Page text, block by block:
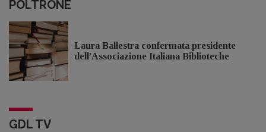
POLTRONE
Laura Ballestra confermata presidente
dell’Associazione Italiana Biblioteche
GDL TV